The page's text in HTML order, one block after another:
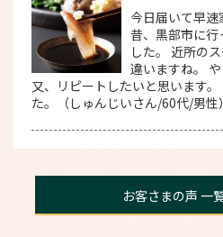
今日届いて早速
昔、黒部市に行
した。 近所の
違いますね。 や
又、リピートしたいと思います
た。（しゅんじいさん/60代/男性）
お客さまの声 一